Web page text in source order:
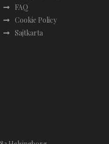
FAQ
Cookie Policy
Sajtkarta